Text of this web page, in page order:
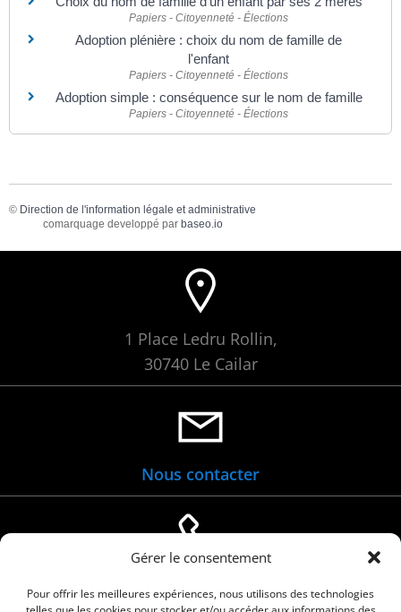
Gérer le consentement
Pour offrir les meilleures expériences, nous utilisons des technologies
Papiers - Citoyenneté - Élections
Adoption plénière : choix du nom de famille de
l'enfant
Papiers - Citoyenneté - Élections
Adoption simple : conséquence sur le nom de famille
Papiers - Citoyenneté - Élections
© Direction de l'information légale et administrative
comarquage developpé par baseo.io
1 Place Ledru Rollin,
30740 Le Cailar
Nous contacter
04 66 88 01 05